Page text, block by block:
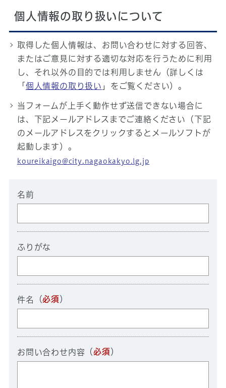
個人情報の取り扱いについて
取得した個人情報は、お問い合わせに対する回答、
またはご意見に対する適切な対応を行うために利用
し、それ以外の目的では利用しません（詳しくは
「 個人情報の取り扱い 」をご覧ください）。
当フォームが上手く動作せず送信できない場合に
は、下記メールアドレスまでご連絡ください（下記
のメールアドレスをクリックするとメールソフトが
起動します）。
koureikaigo@city.nagaokakyo.lg.jp
名前
ふりがな
件名 （必須 ）
お問い合わせ内容 （必須 ）